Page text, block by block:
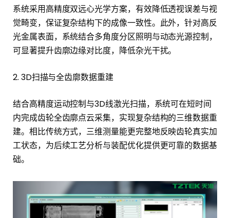
系统采用高精度双远心光学方案，有效降低透视误差与视
觉畸变，保证复杂结构下的成像一致性。此外，针对高反
光金属表面，系统结合多角度分区照明与动态光源控制，
可显著提升齿廓边缘对比度，降低杂光干扰。
2. 3D扫描与全齿廓数据重建
结合高精度运动控制与3D线激光扫描，系统可在短时间
内完成齿轮全齿廓点云采集，实现复杂结构的三维数据重
建。相比传统方式，三维测量能更完整地反映齿轮真实加
工状态，为后续工艺分析与装配优化提供更可靠的数据基
础。